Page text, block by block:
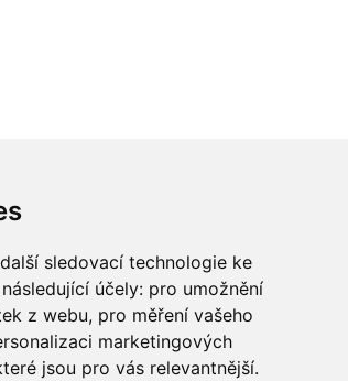
sledovací technologie ke
účely: pro umožnění
z webu, pro měření vašeho
marketingových
jsou pro vás relevantnější.